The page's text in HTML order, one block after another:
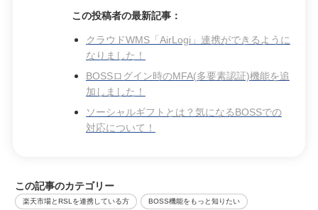
この投稿者の最新記事：
クラウドWMS「AirLogi」連携ができるように
なりました！
BOSSログイン時のMFA(多要素認証)機能を追
加しました！
ソーシャルギフトとは？気になるBOSSでの
対応について！
この記事のカテゴリー
楽天市場とRSLを連携している方 BOSS機能をもっと知りたい